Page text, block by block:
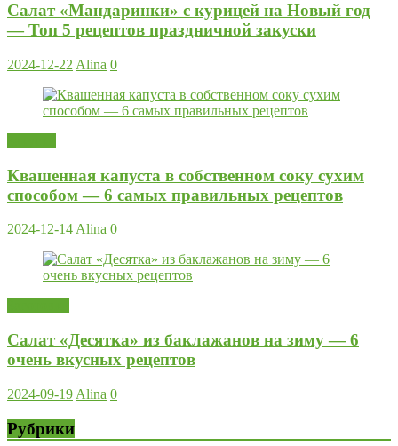
Салат «Мандаринки» с курицей на Новый год
— Топ 5 рецептов праздничной закуски
2024-12-22 Alina 0
Квашенная капуста в собственном соку сухим
способом — 6 самых правильных рецептов
2024-12-14 Alina 0
Салат «Десятка» из баклажанов на зиму — 6
очень вкусных рецептов
2024-09-19 Alina 0
Рубрики